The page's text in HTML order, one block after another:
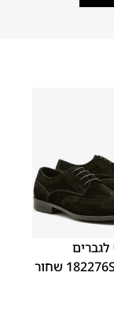
42
43
44
לגברים